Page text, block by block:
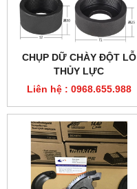
CHỤP DỮ CHÀY ĐỘT LỖ
THỦY LỰC
Liên hệ : 0968.655.988